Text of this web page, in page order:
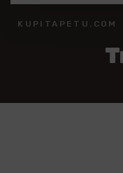
KUPITAPETU.COM